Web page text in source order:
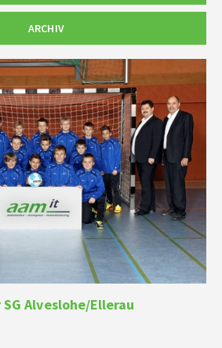
ARCHIV
Alveslohe/Ellerau